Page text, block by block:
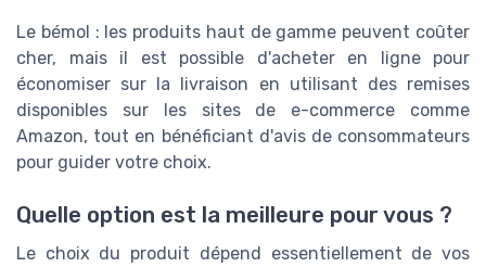
Le bémol : les produits haut de gamme peuvent coûter
cher, mais il est possible d'acheter en ligne pour
économiser sur la livraison en utilisant des remises
disponibles sur les sites de e-commerce comme
Amazon, tout en bénéficiant d'avis de consommateurs
pour guider votre choix.
Quelle option est la meilleure pour vous ?
Le choix du produit dépend essentiellement de vos